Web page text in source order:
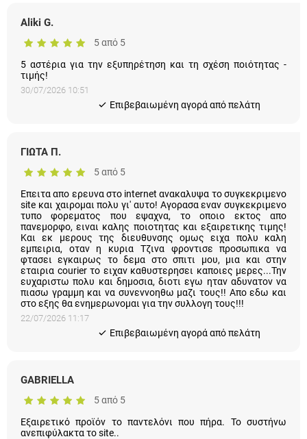
Aliki G.
5 από 5
5 αστέρια για την εξυπηρέτηση και τη σχέση ποιότητας -
τιμής!
30/07/2026 10:51
Eπιβεβαιωμένη αγορά από πελάτη
ΓΙΩΤΑ Π.
5 από 5
Επειτα απο ερευνα στο internet ανακαλυψα το συγκεκριμενο
site και χαιρομαι πολυ γι' αυτο! Αγορασα εναν συγκεκριμενο
τυπο φορεματος που εψαχνα, το οποιο εκτος απο
πανεμορφο, ειναι καλης ποιοτητας και εξαιρετικης τιμης!
Και εκ μερους της διευθυνσης ομως ειχα πολυ καλη
εμπειρια, οταν η κυρια Τζινα φροντισε προσωπικα να
φτασει εγκαιρως το δεμα στο σπιτι μου, μια και στην
εταιρια courier το ειχαν καθυστερησει καποιες μερες...Την
ευχαριστω πολυ και δημοσια, διοτι εγω ηταν αδυνατον να
πιασω γραμμη και να συνεννοηθω μαζι τους!! Απο εδω και
στο εξης θα ενημερωνομαι για την συλλογη τους!!!
22/07/2026 11:17
Eπιβεβαιωμένη αγορά από πελάτη
GABRIELLA
5 από 5
Εξαιρετικό προϊόν το παντελόνι που πήρα. Το συστήνω
ανεπιφύλακτα το site..